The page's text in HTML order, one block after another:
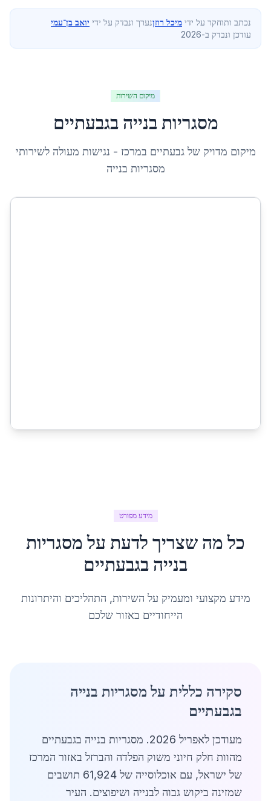
נכתב ותוחקר על ידי מיכל רוזןנערך ונבדק על ידי יואב בן־עמי
עודכן ונבדק ב-2026
מיקום השירות
מסגריות בנייה בגבעתיים
מיקום מדויק שלגבעתיים במרכז - נגישות מעולה לשירותי
מסגריות בנייה
מידע מפורט
כל מה שצריך לדעת עלמסגריות
בנייה בגבעתיים
מידע מקצועי ומעמיק על השירות, התהליכים והיתרונות
הייחודיים באזור שלכם
סקירה כללית על מסגריות בנייה
בגבעתיים
מעודכן לאפריל 2026. מסגריות בנייה בגבעתיים
מהוות חלק חיוני משוק הפלדה והברזל באזור המרכז
של ישראל, עם אוכלוסייה של 61,924 תושבים
שמזינה ביקוש גבוה לבנייה ושיפוצים. העיר